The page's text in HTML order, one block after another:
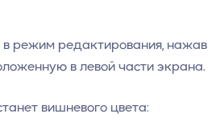
режим редактирования, нажав
в левой части экрана.
вишневого цвета: